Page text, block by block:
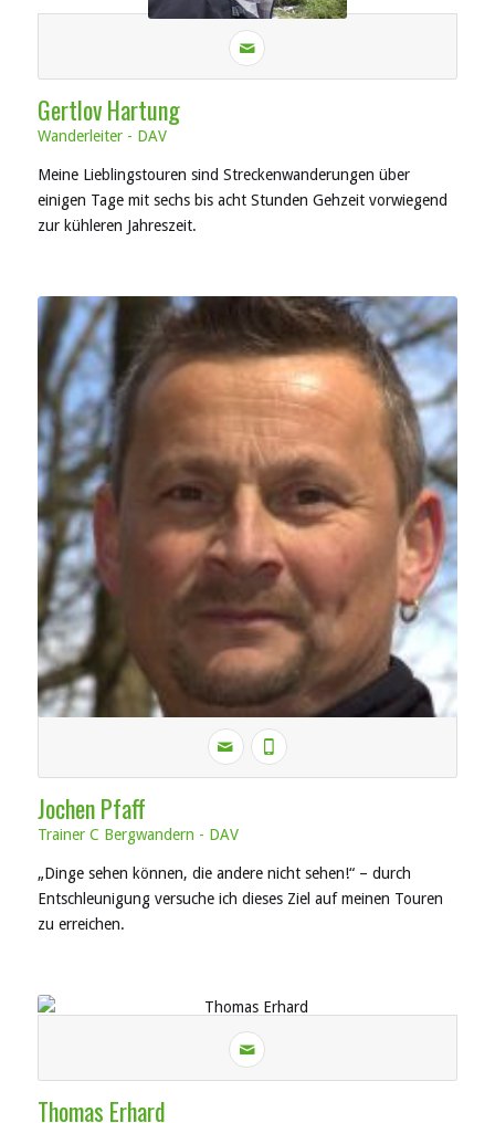
Gertlov Hartung
Wanderleiter - DAV
Meine Lieblingstouren sind Streckenwanderungen über
einigen Tage mit sechs bis acht Stunden Gehzeit vorwiegend
zur kühleren Jahreszeit.
Jochen Pfaff
Trainer C Bergwandern - DAV
„Dinge sehen können, die andere nicht sehen!“ – durch
Entschleunigung versuche ich dieses Ziel auf meinen Touren
zu erreichen.
Thomas Erhard